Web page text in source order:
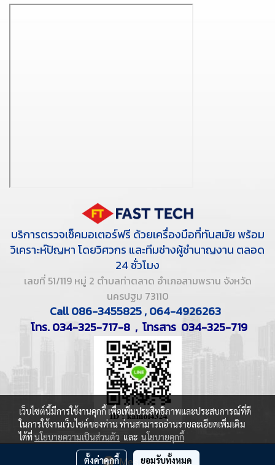
Message Us
บริการตรวจเช็คมอเตอร์ฟรี ด้วยเครื่องมือที่ทันสมัย พร้อม
วิเคราะห์ปัญหา โดยวิศวกร และทีมช่างผู้ชำนาญงาน ตลอด
24 ชั่วโมง
เลขที่ 51/119 หมู่ 2 ตำบลท่าตลาด อำเภอสามพราน จังหวัด
นครปฐม 73110
Call 086-3455825 , 064-4926263
โทร. 034-325-717-8 , โทรสาร 034-325-719
Copyright © 2022 FastTechMotor.com. All Rights Reserved.
เว็บไซต์นี้มีการใช้งานคุกกี้ เพื่อเพิ่มประสิทธิภาพและประสบการณ์ที่ดี
ในการใช้งานเว็บไซต์ของท่าน ท่านสามารถอ่านรายละเอียดเพิ่มเติม
ได้ที่นโยบายความเป็นส่วนตัว และ นโยบายคุกกี้
ตั้งค่าคุกกี้ ยอมรับทั้งหมด